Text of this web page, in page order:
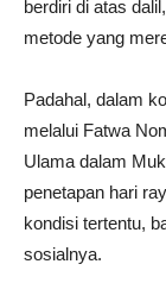
berdiri di atas
metode yang
Padahal, dalam
melalui Fatwa
Ulama dalam
penetapan hari
kondisi tertentu,
sosialnya.